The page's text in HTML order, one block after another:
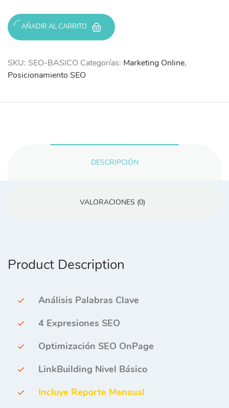
AÑADIR AL CARRITO
SKU: SEO-BASICO Categorías: Marketing Online,
Posicionamiento SEO
DESCRIPCIÓN
VALORACIONES (0)
Product Description
Análisis Palabras Clave
4 Expresiones SEO
Optimización SEO OnPage
LinkBuilding Nivel Básico
Incluye Reporte Mensual